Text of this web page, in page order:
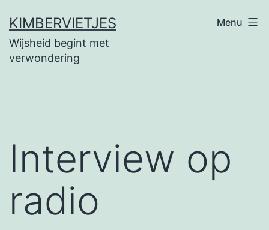
naar
de
KIMBERVIETJES
Wijsheid begint met
verwondering
Menu
Interview op
radio